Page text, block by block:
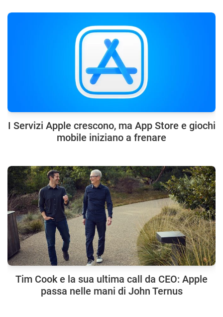
I Servizi Apple crescono, ma App Store e giochi
mobile iniziano a frenare
Tim Cook e la sua ultima call da CEO: Apple
passa nelle mani di John Ternus